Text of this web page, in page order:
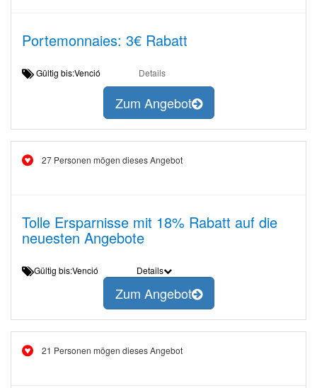
Portemonnaies: 3€ Rabatt
Gültig bis:Venció Details
Zum Angebot
27 Personen mögen dieses Angebot
Tolle Ersparnisse mit 18% Rabatt auf die
neuesten Angebote
Gültig bis:Venció Details
Zum Angebot
21 Personen mögen dieses Angebot